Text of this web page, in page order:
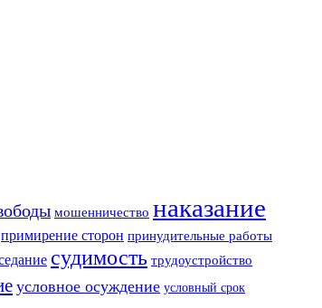
мошенничество наказание
примирение сторон принудительные работы
судимость трудоустройство
условное осуждение условный срок